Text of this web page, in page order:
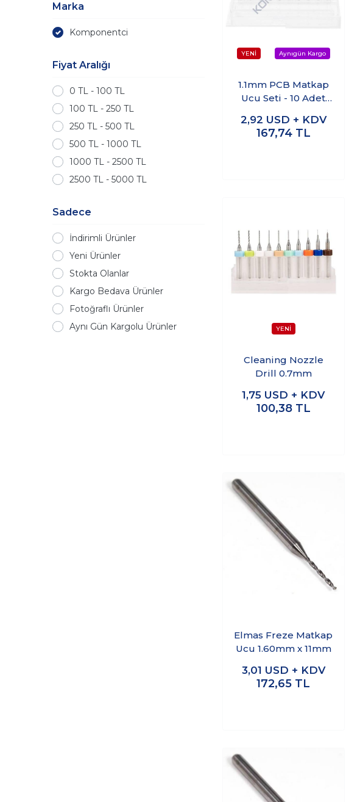
Marka
Komponentci
Fiyat Aralığı
0 TL - 100 TL
100 TL - 250 TL
250 TL - 500 TL
500 TL - 1000 TL
1000 TL - 2500 TL
2500 TL - 5000 TL
Sadece
İndirimli Ürünler
Yeni Ürünler
Stokta Olanlar
Kargo Bedava Ürünler
Fotoğraflı Ürünler
Aynı Gün Kargolu Ürünler
1.1mm PCB Matkap
Ucu Seti - 10 Adet
2,92 USD + KDV
167,74 TL
Cleaning Nozzle
Drill 0.7mm
1,75 USD + KDV
100,38 TL
Elmas Freze Matkap
Ucu 1.60mm x 11mm
3,01 USD + KDV
172,65 TL